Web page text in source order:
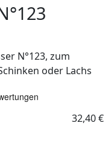
N°123, zum
oder Lachs
32,40 €